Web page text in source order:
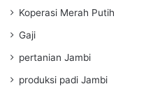
Koperasi Merah Putih
Gaji
pertanian Jambi
produksi padi Jambi